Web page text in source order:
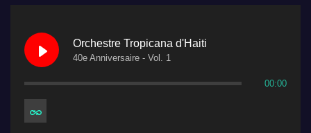
Orchestre Tropicana d'Haiti
40e Anniversaire - Vol. 1
00:00